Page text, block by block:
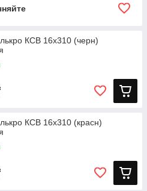
КСВ 16х310 (черн)
КСВ 16х310 (красн)